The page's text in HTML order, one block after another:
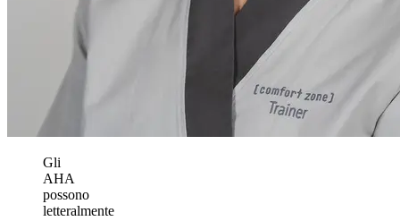
Gli
AHA
possono
letteralmente